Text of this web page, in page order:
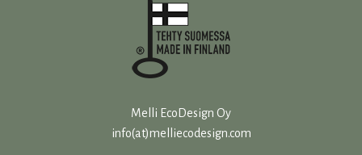
Melli EcoDesign Oy
info(at)melliecodesign.com